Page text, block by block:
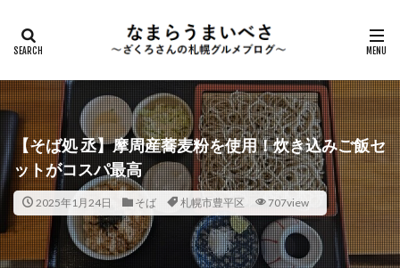
【そば処 丞】摩周産蕎麦粉を使用！炊き込みご飯セ
ットがコスパ最高
2025年1月24日 そば 札幌市豊平区 707view